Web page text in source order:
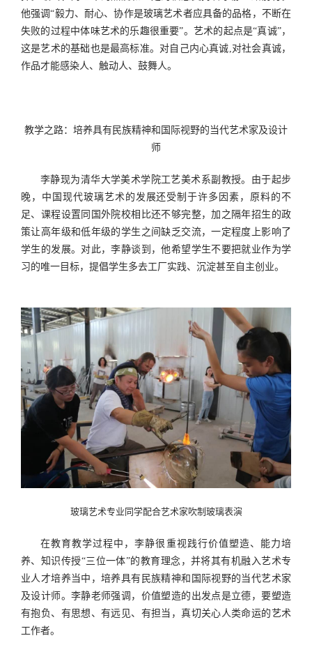
他强调“毅力、耐心、协作是玻璃艺术者应具备的品格，不断在
失败的过程中体味艺术的乐趣很重要”。艺术的起点是“真诚”，
这是艺术的基础也是最高标准。对自己内心真诚,对社会真诚，
作品才能感染人、触动人、鼓舞人。
教学之路：培养具有民族精神和国际视野的当代艺术家及设计
师
李静现为清华大学美术学院工艺美术系副教授。由于起步
晚，中国现代玻璃艺术的发展还受制于许多因素，原料的不
足、课程设置同国外院校相比还不够完整，加之隔年招生的政
策让高年级和低年级的学生之间缺乏交流，一定程度上影响了
学生的发展。对此，李静谈到，他希望学生不要把就业作为学
习的唯一目标，提倡学生多去工厂实践、沉淀甚至自主创业。
玻璃艺术专业同学配合艺术家吹制玻璃表演
在教育教学过程中，李静很重视践行价值塑造、能力培
养、知识传授“三位一体”的教育理念，并将其有机融入艺术专
业人才培养当中，培养具有民族精神和国际视野的当代艺术家
及设计师。李静老师强调，价值塑造的出发点是立德，要塑造
有抱负、有思想、有远见、有担当，真切关心人类命运的艺术
工作者。